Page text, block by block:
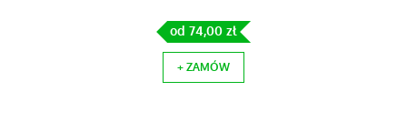
od 74,00 zł
+ ZAMÓW